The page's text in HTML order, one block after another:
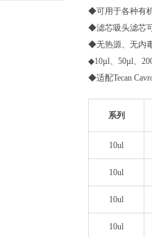
◆可用于各种有
◆滤芯吸头滤芯
◆无热源、无内
◆10µl、50µl、
◆适配Tecan
系列
10ul
10ul
10ul
10ul